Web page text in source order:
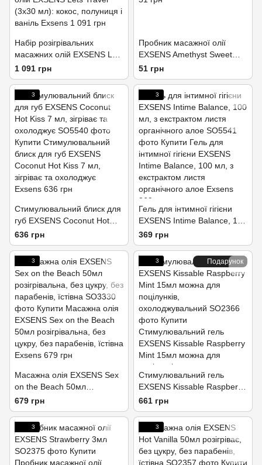
Набір розігрівальних
масажних олій EXSENS Lets
Travel (3х30 мл): кокос,
полуниця і ваніль
1 091 грн
Пробник масажної олії
EXSENS Amethyst Sweet
Almond 3мл
51 грн
3
Стимулювальний блиск для
губ EXSENS Coconut Hot
Kiss 7 мл, зігріває та
охолоджує
636 грн
3
Гель для інтимної гігієни
EXSENS Intime Balance, 100
мл, з екстрактом листя
органічного алое
369 грн
3
Масажна олія EXSENS Sex
on the Beach 50мл
розігрівальна, без цукру, без
парабенів, їстівна
679 грн
Подарунок
3
Стимулювальний гель
EXSENS Kissable Raspberry
Mint 15мл можна для
поцілунків,
охолоджувальний
661 грн
3 3